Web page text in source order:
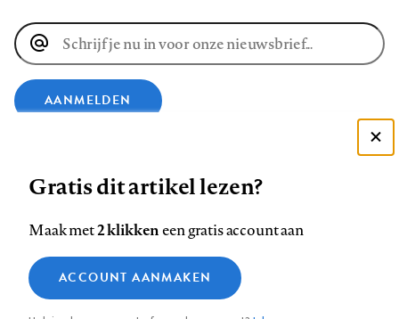
E-
mailadres
AANMELDEN
op
Facebook
op
LinkedIn
op
Bluesky
ons
op
InstagramYouTube
Footer
Contact Colofon Disclaimer Privacy
Medische vragen verdienen
betrouwbare antwoorden
Zie onze cookie policy
Functionele cookies
Analytische cookies
Gratis dit artikel lezen?
Maak met2 klikkeneen gratis account aan
ACCOUNT AANMAKEN